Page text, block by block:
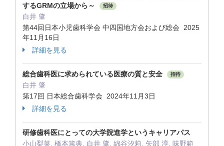
するGRMの立場から～
招待
白井 肇
第44回日本小児歯科学会 中四国地方会および総会 2025
年11月16日
詳細を見る
総合歯科医に求められている医療の質と安全 招待
白井 肇
第17回 日本総合歯科学会 2024年11月3日
詳細を見る
研修歯科医にとっての大学院進学というキャリアパス
小山梨菜, 橋本篤典, 白井 肇, 綿谷汐莉, 矢部 淳, 味野範